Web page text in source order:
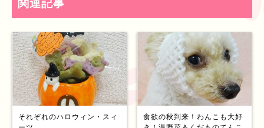
関連記事
それぞれのハロウィン・スィ
食欲の秋到来！わんこも大好